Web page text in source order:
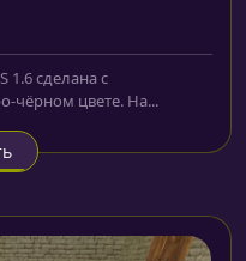
1.6 сделана с
чёрном цвете. На...